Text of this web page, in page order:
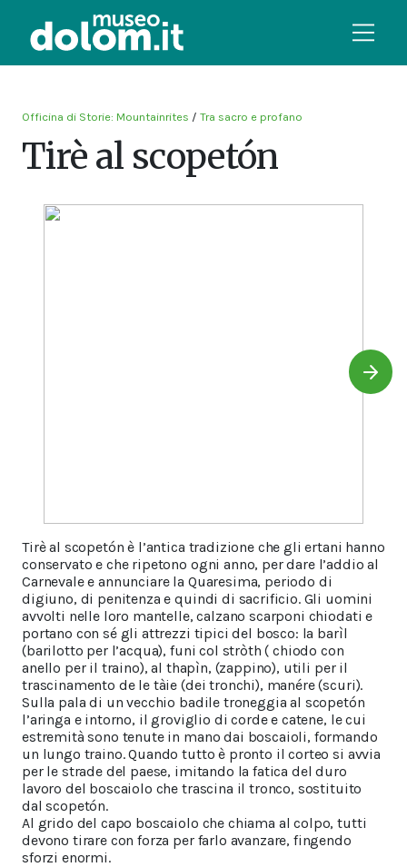
Officina di Storie: Mountainrites / Tra sacro e profano
Tirè al scopetón
Tirè al scopetón è l’antica tradizione che gli ertani hanno
conservato e che ripetono ogni anno, per dare l’addio al
Carnevale e annunciare la Quaresima, periodo di
digiuno, di penitenza e quindi di sacrificio. Gli uomini
avvolti nelle loro mantelle, calzano scarponi chiodati e
portano con sé gli attrezzi tipici del bosco: la barìl
(barilotto per l’acqua), funi col stròth ( chiodo con
anello per il traino), al thapìn, (zappino), utili per il
trascinamento de le tàie (dei tronchi), manére (scuri).
Sulla pala di un vecchio badile troneggia al scopetón
l’aringa e intorno, il groviglio di corde e catene, le cui
estremità sono tenute in mano dai boscaioli, formando
un lungo traino. Quando tutto è pronto il corteo si avvia
per le strade del paese, imitando la fatica del duro
lavoro del boscaiolo che trascina il tronco, sostituito
dal scopetón.
Al grido del capo boscaiolo che chiama al colpo, tutti
devono tirare con forza per farlo avanzare, fingendo
sforzi enormi.